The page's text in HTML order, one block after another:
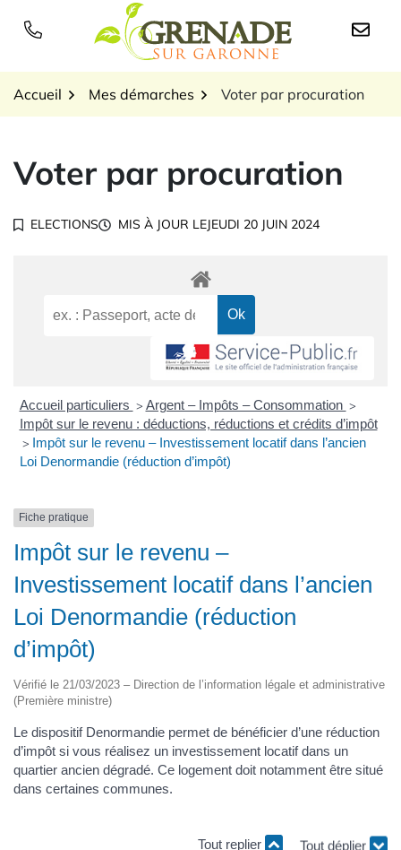
Logo Grenade sur
Accueil Mes démarches Voter par procuration
Voter par procuration
ELECTIONS MIS À JOUR LEJEUDI 20 JUIN 2024
Accueil particuliers > Argent – Impôts – Consommation >
Impôt sur le revenu : déductions, réductions et crédits d’impôt
> Impôt sur le revenu – Investissement locatif dans l’ancien
Loi Denormandie (réduction d’impôt)
Fiche pratique
Impôt sur le revenu –
Investissement locatif dans l’ancien
Loi Denormandie (réduction
d’impôt)
Vérifié le 21/03/2023 – Direction de l’information légale et administrative
(Première ministre)
Le dispositif Denormandie permet de bénéficier d’une réduction
d’impôt si vous réalisez un investissement locatif dans un
quartier ancien dégradé. Ce logement doit notamment être situé
dans certaines communes.
Tout replier